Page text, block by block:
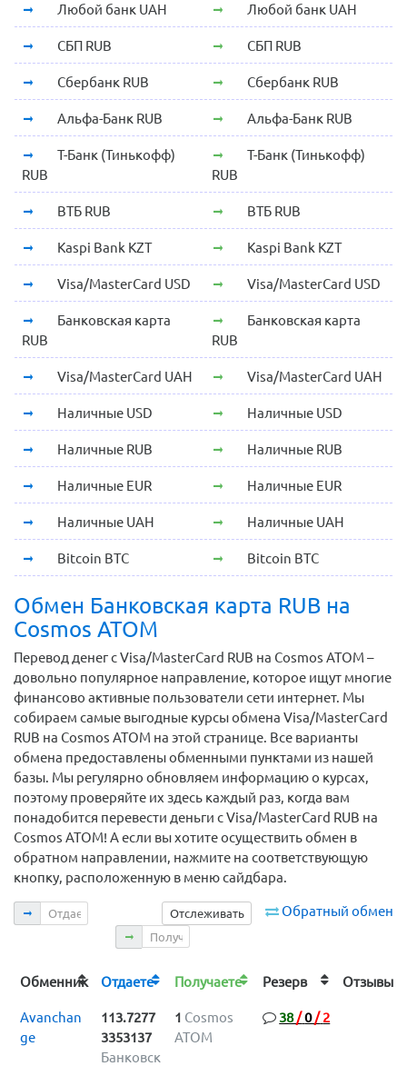
Любой банк UAH Любой банк UAH
СБП RUB СБП RUB
Сбербанк RUB Сбербанк RUB
Альфа-Банк RUB Альфа-Банк RUB
Т-Банк (Тинькофф)
RUB
Т-Банк (Тинькофф)
RUB
ВТБ RUB ВТБ RUB
Kaspi Bank KZT Kaspi Bank KZT
Visa/MasterCard USD Visa/MasterCard USD
Банковская карта
RUB
Банковская карта
RUB
Visa/MasterCard UAH Visa/MasterCard UAH
Наличные USD Наличные USD
Наличные RUB Наличные RUB
Наличные EUR Наличные EUR
Наличные UAH Наличные UAH
Bitcoin BTC Bitcoin BTC
Обмен Банковская карта RUB на
Cosmos ATOM
Перевод денег с Visa/MasterCard RUB на Cosmos ATOM –
довольно популярное направление, которое ищут многие
финансово активные пользователи сети интернет. Мы
собираем самые выгодные курсы обмена Visa/MasterCard
RUB на Cosmos ATOM на этой странице. Все варианты
обмена предоставлены обменными пунктами из нашей
базы. Мы регулярно обновляем информацию о курсах,
поэтому проверяйте их здесь каждый раз, когда вам
понадобится перевести деньги с Visa/MasterCard RUB на
Cosmos ATOM! А если вы хотите осуществить обмен в
обратном направлении, нажмите на соответствующую
кнопку, расположенную в меню сайдбара.
Обратный обмен
Отслеживать
Отдаете
Получаете
Обменник Отдаете Получаете Резерв
Avanchan
ge
113.7277
3353137
Банковск
1 Cosmos
ATOM
38/0/ 2